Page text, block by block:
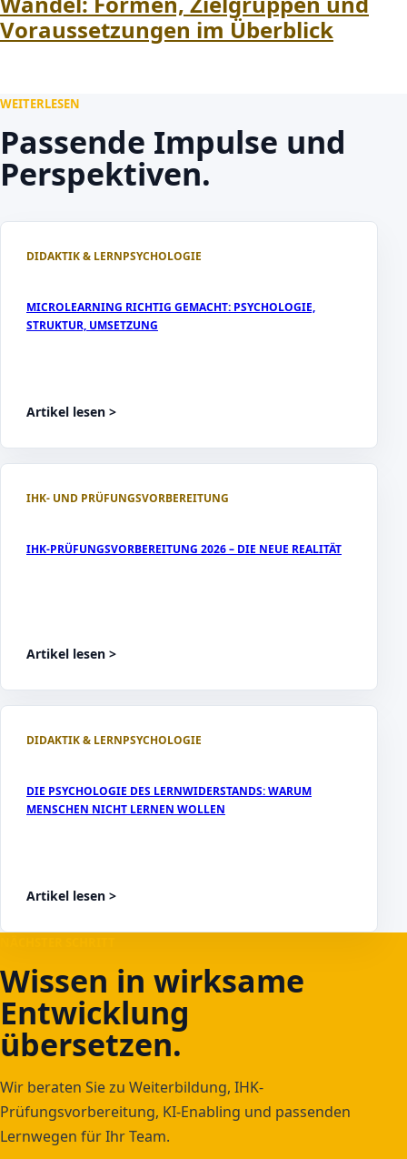
Voraussetzungen im Überblick
WEITERLESEN
Passende Impulse und
Perspektiven.
DIDAKTIK & LERNPSYCHOLOGIE
MICROLEARNING RICHTIG GEMACHT: PSYCHOLOGIE,
STRUKTUR, UMSETZUNG
Artikel lesen >
IHK- UND PRÜFUNGSVORBEREITUNG
IHK-PRÜFUNGSVORBEREITUNG 2026 – DIE NEUE REALITÄT
Artikel lesen >
DIDAKTIK & LERNPSYCHOLOGIE
DIE PSYCHOLOGIE DES LERNWIDERSTANDS: WARUM
MENSCHEN NICHT LERNEN WOLLEN
Artikel lesen >
Wissen in wirksame
Entwicklung
übersetzen.
Wir beraten Sie zu Weiterbildung, IHK-
Prüfungsvorbereitung, KI-Enabling und passenden
Lernwegen für Ihr Team.